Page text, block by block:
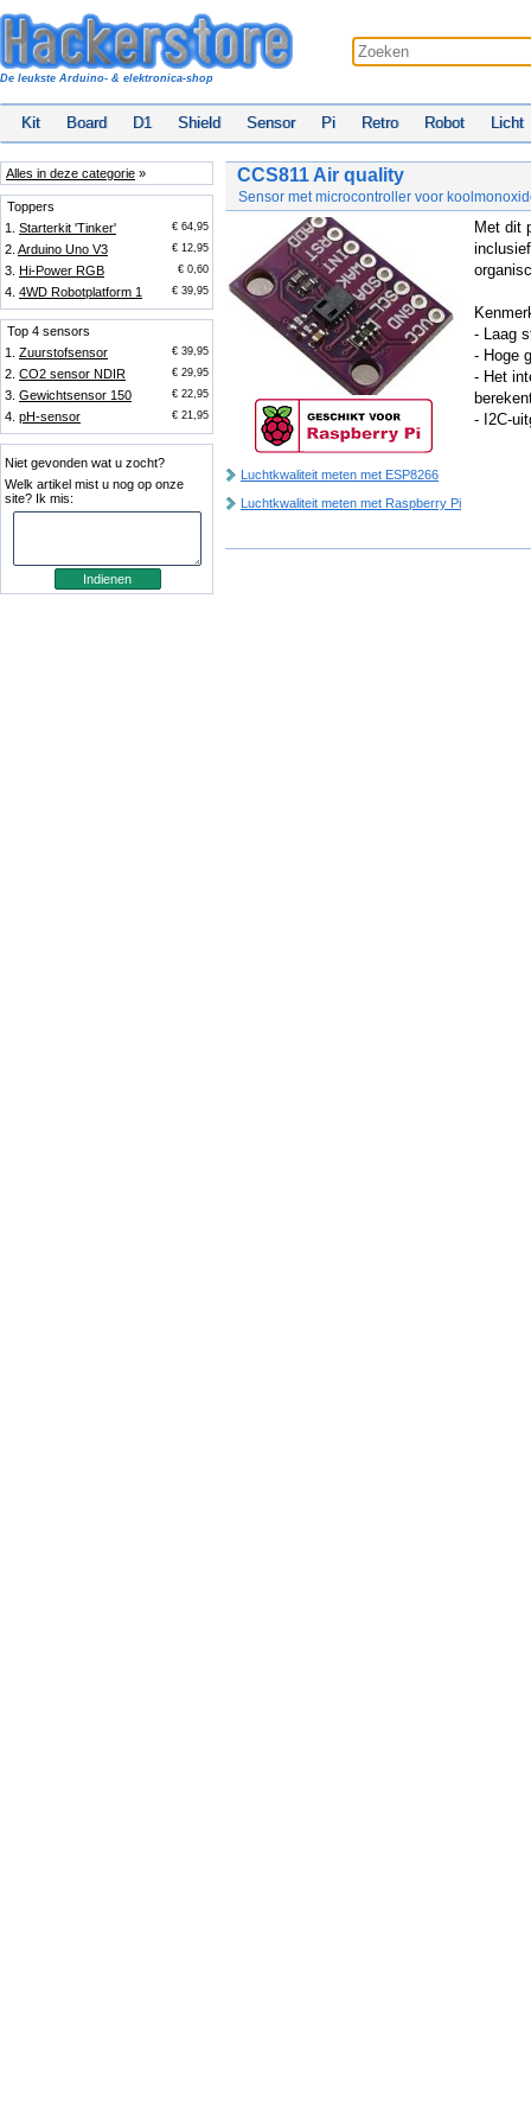
De leukste Arduino- & elektronica-shop
Kit Board D1 Shield Sensor Pi Retro Robot Licht
Alles in deze categorie »
Toppers
1. Starterkit 'Tinker' € 64,95
2. Arduino Uno V3 € 12,95
3. Hi-Power RGB € 0,60
4. 4WD Robotplatform 1 € 39,95
Top 4 sensors
1. Zuurstofsensor € 39,95
2. CO2 sensor NDIR € 29,95
3. Gewichtsensor 150 € 22,95
4. pH-sensor € 21,95
Niet gevonden wat u zocht?
Welk artikel mist u nog op onze
site? Ik mis:
CCS811 Air quality
Sensor met microcontroller voor
Luchtkwaliteit meten met ESP8266
Luchtkwaliteit meten met Raspberry Pi
Met dit
- Laag
- Hoge
- Het
- I2C-